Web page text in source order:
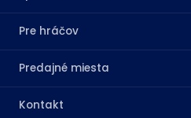
Pre hráčov
Predajné miesta
Kontakt